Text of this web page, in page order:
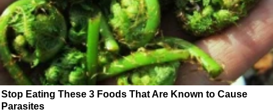
Stop Eating These 3 Foods That Are Known to Cause
Parasites